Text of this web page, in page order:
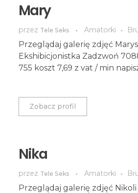
Mary
przez Tele Seks Amatorki
Przeglądaj galerię zdjęć
Ekshibicjonistka Zadzwoń
755 koszt 7,69 z vat / min
Zobacz profil
Nika
przez Tele Seks Amatorki
Przeglądaj galerię zdjęć